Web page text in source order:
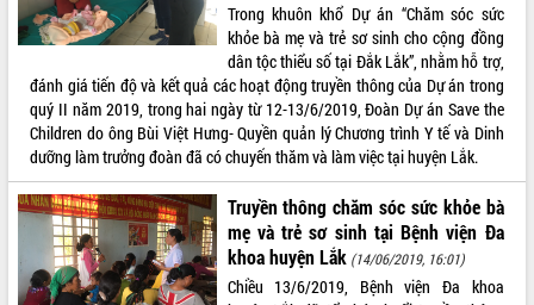
Trong khuôn khổ Dự án “Chăm sóc sức
khỏe bà mẹ và trẻ sơ sinh cho cộng đồng
dân tộc thiểu số tại Đắk Lắk”, nhằm hỗ trợ,
đánh giá tiến độ và kết quả các hoạt động truyền thông của Dự án trong
quý II năm 2019, trong hai ngày từ 12-13/6/2019, Đoàn Dự án Save the
Children do ông Bùi Việt Hưng- Quyền quản lý Chương trình Y tế và Dinh
dưỡng làm trưởng đoàn đã có chuyến thăm và làm việc tại huyện Lắk.
Truyền thông chăm sóc sức khỏe bà
mẹ và trẻ sơ sinh tại Bệnh viện Đa
khoa huyện Lắk (14/06/2019, 16:01)
Chiều 13/6/2019, Bệnh viện Đa khoa